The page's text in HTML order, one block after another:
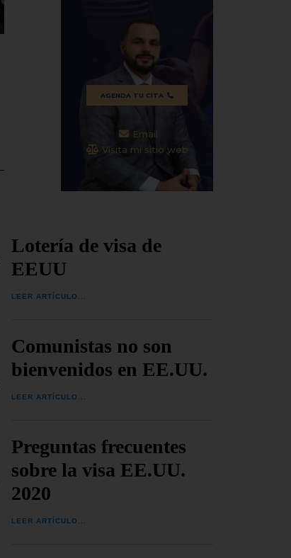
SEGUIR LEYENDO...
AGENDA TU CITA
Email
Visita mi sitio web
Lotería de visa de
EEUU
LEER ARTÍCULO...
Comunistas no son
bienvenidos en EE.UU.
LEER ARTÍCULO...
Preguntas frecuentes
sobre la visa EE.UU.
2020
LEER ARTÍCULO...